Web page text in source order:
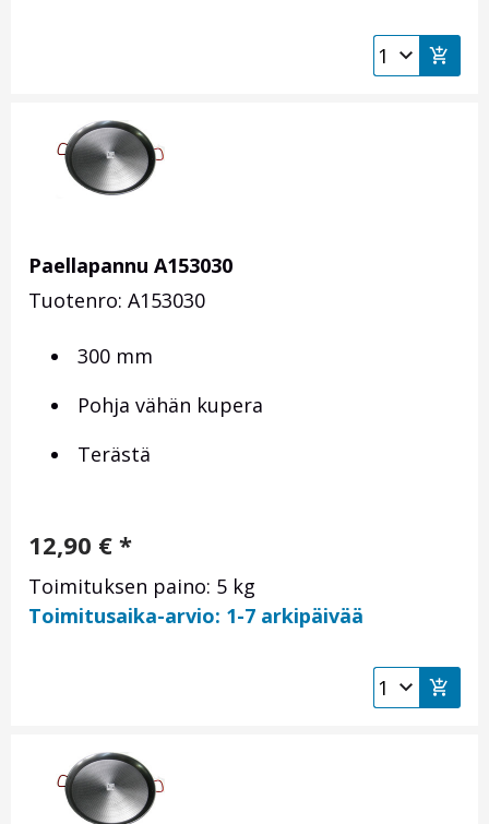
Paellapannu A153030
Tuotenro: A153030
300 mm
Pohja vähän kupera
Terästä
12,90 € *
Toimituksen paino: 5 kg
Toimitusaika-arvio: 1-7 arkipäivää